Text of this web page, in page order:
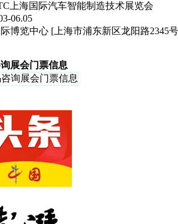
上海国际汽车智能制造技术展览会
06.05
际博览中心 [上海市浦东新区龙阳路2345
展会门票信息